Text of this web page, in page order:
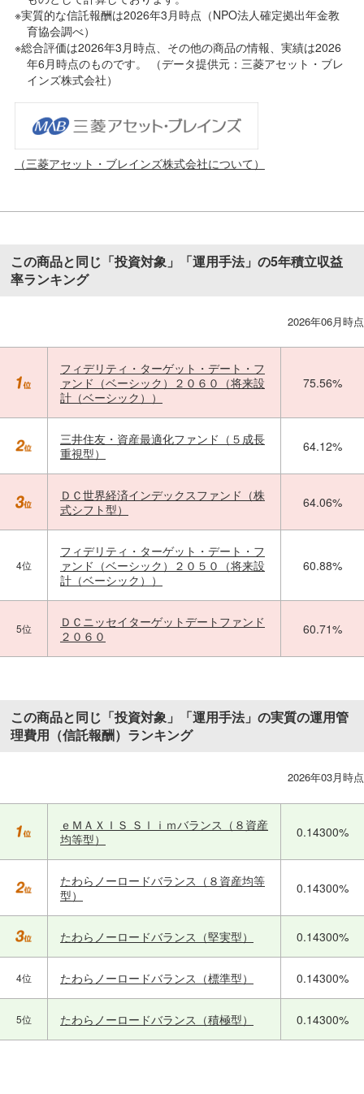
※実質的な信託報酬は2026年3月時点（NPO法人確定拠出年金教
育協会調べ）
※総合評価は2026年3月時点、その他の商品の情報、実績は2026
年6月時点のものです。 （データ提供元：三菱アセット・ブレ
インズ株式会社）
（三菱アセット・ブレインズ株式会社について）
この商品と同じ「投資対象」「運用手法」の5年積立収益
率ランキング
2026年06月時点
フィデリティ・ターゲット・デート・フ
ァンド（ベーシック）２０６０（将来設
計（ベーシック））
75.56%
三井住友・資産最適化ファンド（５成長
重視型）
64.12%
ＤＣ世界経済インデックスファンド（株
式シフト型）
64.06%
4位
フィデリティ・ターゲット・デート・フ
ァンド（ベーシック）２０５０（将来設
計（ベーシック））
60.88%
5位
ＤＣニッセイターゲットデートファンド
２０６０
60.71%
この商品と同じ「投資対象」「運用手法」の実質の運用管
理費用（信託報酬）ランキング
2026年03月時点
ｅＭＡＸＩＳ Ｓｌｉｍバランス（８資産
均等型）
0.14300%
たわらノーロードバランス（８資産均等
型）
0.14300%
たわらノーロードバランス（堅実型） 0.14300%
4位 たわらノーロードバランス（標準型） 0.14300%
5位 たわらノーロードバランス（積極型） 0.14300%